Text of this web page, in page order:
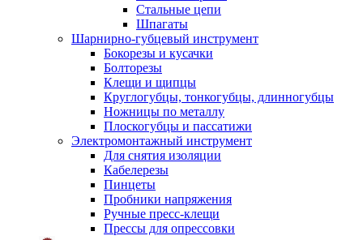
Стальные цепи
Шпагаты
Шарнирно-губцевый инструмент
Бокорезы и кусачки
Болторезы
Клещи и щипцы
Круглогубцы, тонкогубцы, длинногубцы
Ножницы по металлу
Плоскогубцы и пассатижи
Электромонтажный инструмент
Для снятия изоляции
Кабелерезы
Пинцеты
Пробники напряжения
Ручные пресс-клещи
Прессы для опрессовки